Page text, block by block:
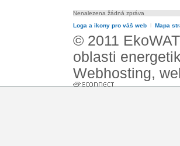
Nenalezena žádná zpráva
Loga a ikony pro váš web l Mapa
© 2011
oblasti
Webhosting,